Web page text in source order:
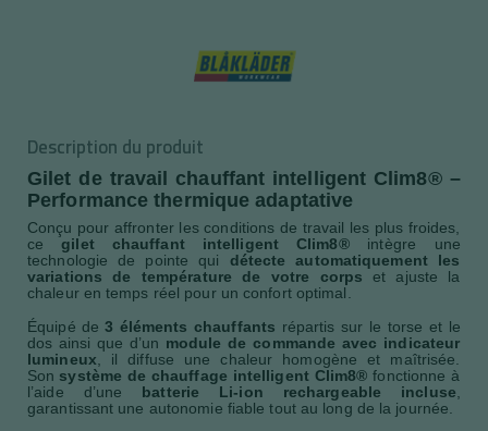
Description du produit
Gilet de travail chauffant intelligent Clim8® –
Performance thermique adaptative
Conçu pour affronter les conditions de travail les plus froides,
cegilet chauffant intelligent Clim8®intègre une
technologie de pointe qui détecte automatiquement les
variations de température de votre corps et ajuste la
chaleur en temps réel pour un confort optimal.
Équipé de 3 éléments chauffants répartis sur le torse et le
dos ainsi que d’un module de commande avec indicateur
lumineux , il diffuse une chaleur homogène et maîtrisée.
Son système de chauffage intelligent Clim8® fonctionne à
l’aide d’une batterie Li-ion rechargeable incluse
garantissant une autonomie fiable tout au long de la journée.